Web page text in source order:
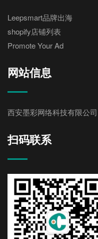
Leepsmart品牌出海
shopify店铺列表
Promote Your Ad
网站信息
西安墨彩网络科技有限公司
扫码联系